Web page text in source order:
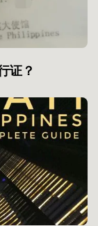
证？